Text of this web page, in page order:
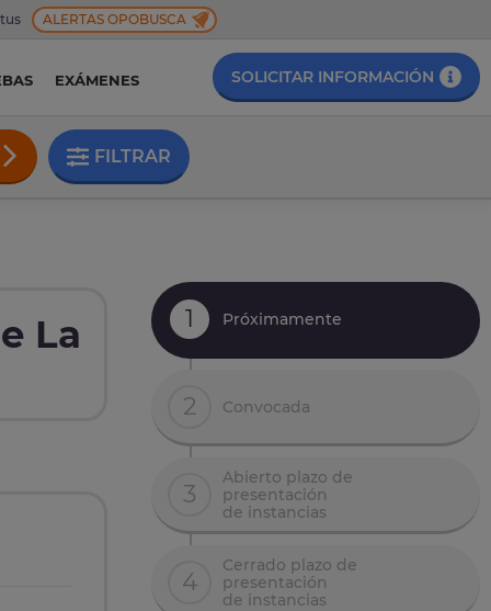
ALERTAS OPOBUSCA
EXÁMENES SOLICITAR INFORMACIÓN
FILTRAR
La
1 Próximamente
2 Convocada
3
Abierto plazo de
presentación
de instancias
4
Cerrado plazo de
presentación
de instancias